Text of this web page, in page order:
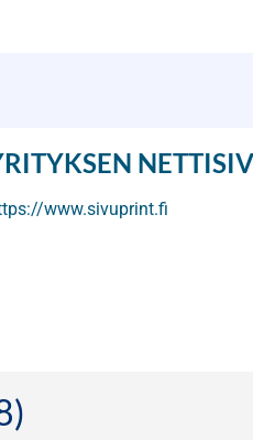
www.sivuprint.fi